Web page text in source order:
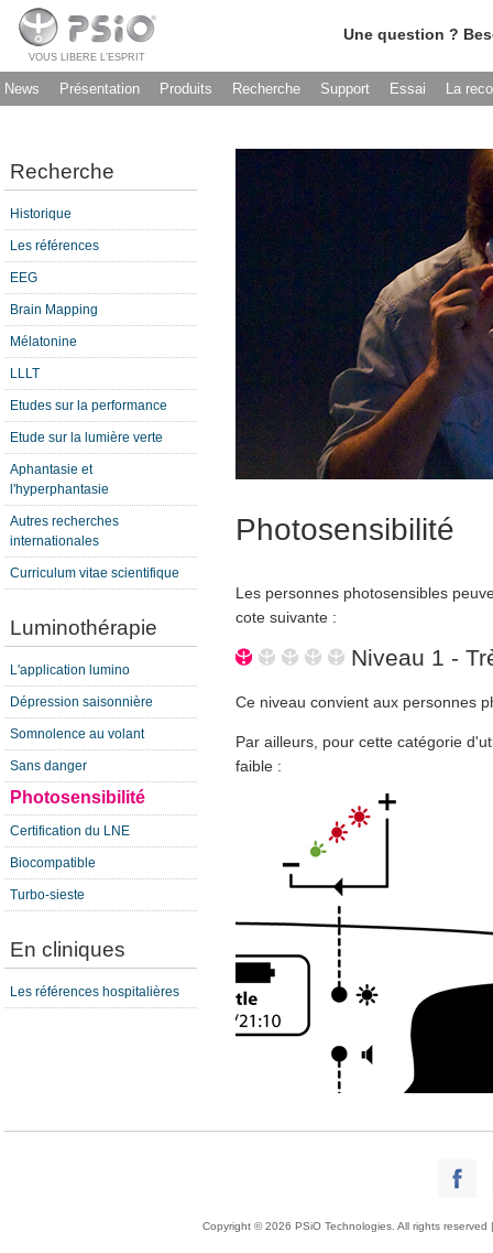
VOUS LIBERE L’ESPRIT
Une question ?
News Présentation Produits Recherche Support Essai La
Recherche
Historique
Les références
EEG
Brain Mapping
Mélatonine
LLLT
Etudes sur la performance
Etude sur la lumière verte
Aphantasie et
l'hyperphantasie
Autres recherches
internationales
Curriculum vitae scientifique
Luminothérapie
L'application lumino
Dépression saisonnière
Somnolence au volant
Sans danger
Photosensibilité
Certification du LNE
Biocompatible
Turbo-sieste
En cliniques
Les références hospitalières
Photosensibilité
Les personnes photosensibles
cote suivante :
Niveau 1 -
Ce niveau convient aux personnes
Par ailleurs, pour cette catégorie
faible :
Copyright © 2026 PSiO Technologies. All rights reserved